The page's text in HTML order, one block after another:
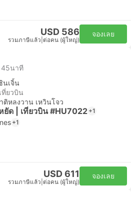
USD 586
รวมภาษีแล้ว ต่อคน (ผู้ใหญ่)
จองเลย
45นาที
นเจิ้น
ที่ยวบิน
หลงวาน เหวินโจว
ยัด | เที่ยวบิน #HU7022 +1
+1
USD 611
รวมภาษีแล้ว ต่อคน (ผู้ใหญ่)
จองเลย